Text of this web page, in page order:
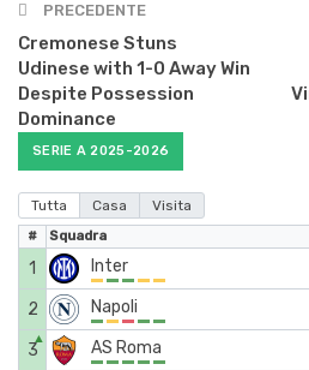
PRECEDENTE
Cremonese Stuns
Udinese with 1-0 Away Win
Despite Possession
Dominance
SERIE A 2025-2026
Tutta Casa Visita
# Squadra
1 Inter
2
Napoli
3
▲ AS Roma